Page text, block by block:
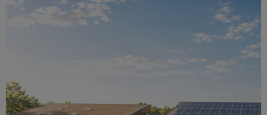
Klettertreff indoor